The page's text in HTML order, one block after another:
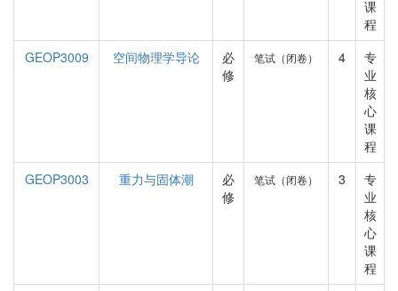
课
程
GEOP3009
空间物理学导论
必
修
笔试（闭卷） 4
专
业
核
心
课
程
GEOP3003
重力与固体潮
必
修
笔试（闭卷） 3
专
业
核
心
课
程